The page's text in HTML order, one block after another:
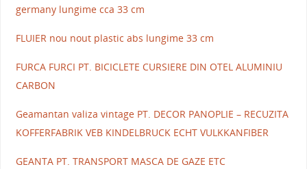
germany lungime cca 33 cm
FLUIER nou nout plastic abs lungime 33 cm
FURCA FURCI PT. BICICLETE CURSIERE DIN OTEL ALUMINIU
CARBON
Geamantan valiza vintage PT. DECOR PANOPLIE – RECUZITA
KOFFERFABRIK VEB KINDELBRUCK ECHT VULKKANFIBER
GEANTA PT. TRANSPORT MASCA DE GAZE ETC